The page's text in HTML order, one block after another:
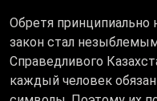
Обретя
закон стал
Справедливого
каждый человек